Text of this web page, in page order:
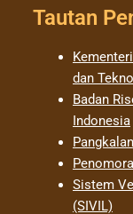
Tautan
dan
Badan
Indonesia
Sistem
(SIVIL)